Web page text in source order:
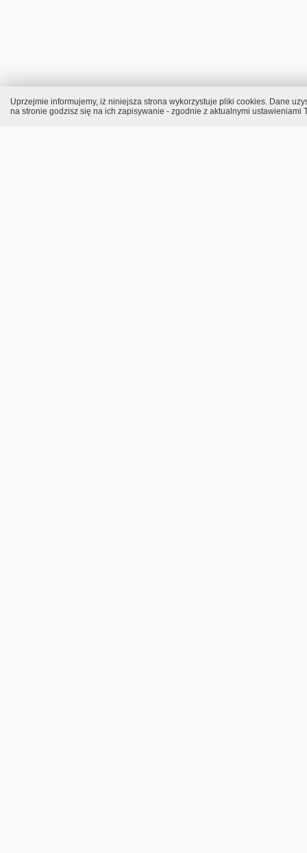
Uprzejmie informujemy, iż niniejsza strona wykorzystuje pliki cookies. Dane
na stronie godzisz się na ich zapisywanie - zgodnie z aktualnymi ustawieniami